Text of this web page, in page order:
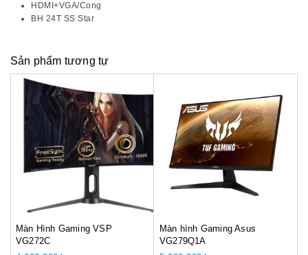
HDMI+VGA/Cong
BH 24T SS Star
Sản phẩm tương tự
Màn Hình Gaming VSP
VG272C
Màn hình Gaming Asus
VG279Q1A